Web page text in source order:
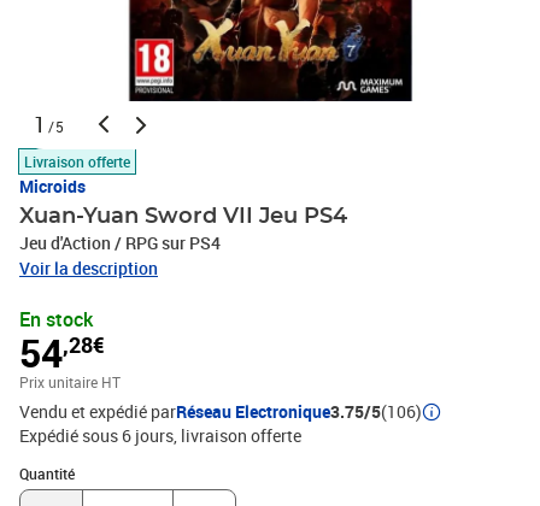
1 /5
Livraison offerte
Microids
Xuan-Yuan Sword VII Jeu PS4
Jeu d'Action / RPG sur PS4
Voir la description
En stock
54,28€
Prix unitaire HT
Vendu et expédié parRéseau Electronique3.75/5(106)
Expédié sous 6 jours livraison offerte
Quantité
Quantité : 1